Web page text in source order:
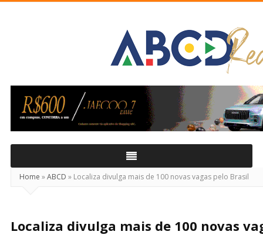
Real
Home »ABCD » Localiza divulga mais de 100 novas vagas pelo Brasil
Localiza divulga mais de 100 novas